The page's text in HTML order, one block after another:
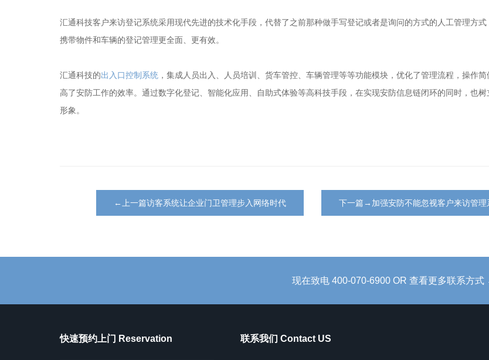
汇通科技客户来访登记系统采用现代先进的技术化手段，代替了之前那种做手写登记或者是询问的方式的人工管理方
携带物件和车辆的登记管理更全面、更有效。
汇通科技的出入口控制系统 ，集成人员出入、人员培训、货车管控、车辆管理等等功能模块，优化了管理流程，操作
高了安防工作的效率。通过数字化登记、智能化应用、自助式体验等高科技手段，在实现安防信息链闭环的同时，也
形象。
←上一篇访客系统让企业门卫管理步入网络时代 下一篇→加强安防不能忽视客户来访管理
现在致电 400-070-6900 OR 查看更多联系方式
快速预约上门 Reservation 联系我们 Contact US